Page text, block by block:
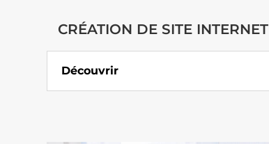
CRÉATION DE SITE INTERNET
Découvrir